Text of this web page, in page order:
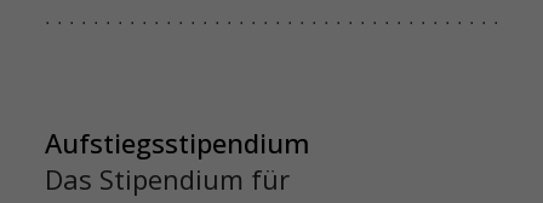
Aufstiegsstipendium
Das Stipendium für